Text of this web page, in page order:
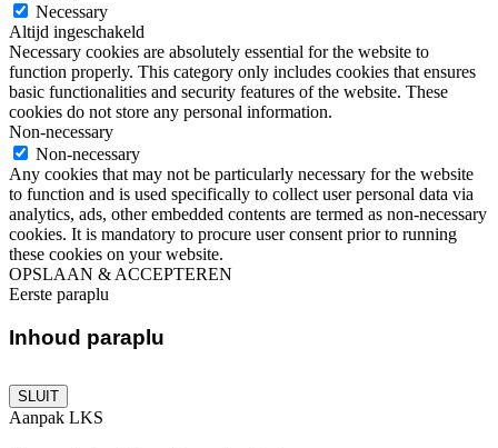
Necessary
Altijd ingeschakeld
Necessary cookies are absolutely essential for the website to
function properly. This category only includes cookies that ensures
basic functionalities and security features of the website. These
cookies do not store any personal information.
Non-necessary
Non-necessary
Any cookies that may not be particularly necessary for the website
to function and is used specifically to collect user personal data via
analytics, ads, other embedded contents are termed as non-necessary
cookies. It is mandatory to procure user consent prior to running
these cookies on your website.
OPSLAAN & ACCEPTEREN
Eerste paraplu
Inhoud paraplu
SLUIT
Aanpak LKS